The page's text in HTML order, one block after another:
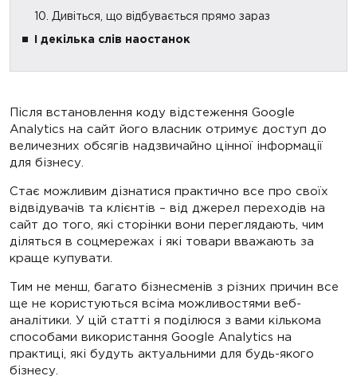
10. Дивіться, що відбувається прямо зараз
І декілька слів наостанок
Після встановлення коду відстеження Google
Analytics на сайт його власник отримує доступ до
величезних обсягів надзвичайно цінної інформації
для бізнесу.
Стає можливим дізнатися практично все про своїх
відвідувачів та клієнтів – від джерел переходів на
сайт до того, які сторінки вони переглядають, чим
діляться в соцмережах і які товари вважають за
краще купувати.
Тим не менш, багато бізнесменів з різних причин все
ще не користуються всіма можливостями веб-
аналітики. У цій статті я поділюся з вами кількома
способами використання Google Analytics на
практиці, які будуть актуальними для будь-якого
бізнесу.